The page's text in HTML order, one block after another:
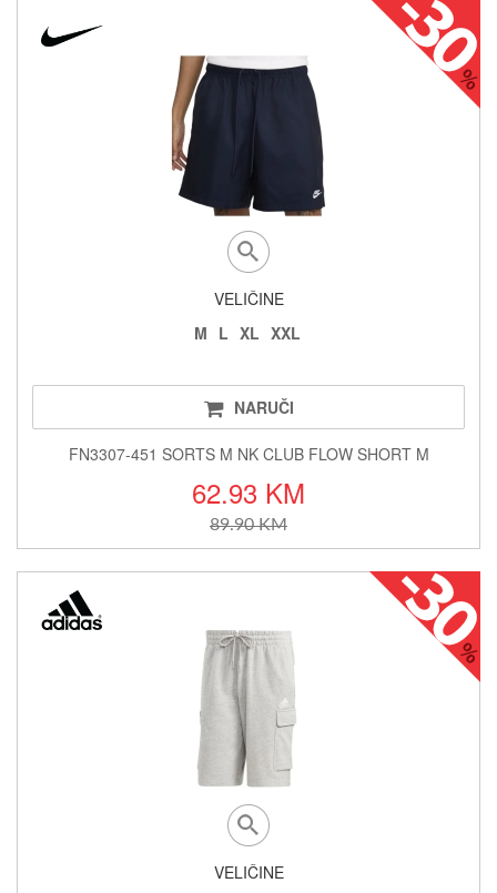
VELIČINE
M L XL XXL
NARUČI
FN3307-451 SORTS M NK CLUB FLOW SHORT M
62.93 KM
89.90 KM
VELIČINE